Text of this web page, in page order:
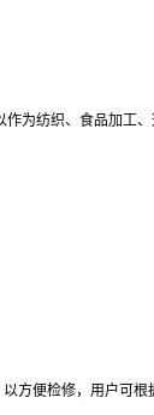
为纺织、食品加工
方便检修，用户可